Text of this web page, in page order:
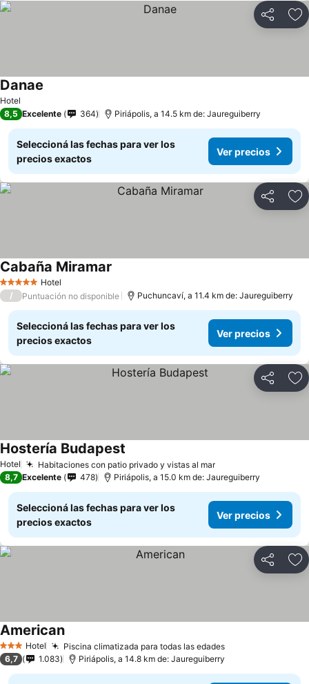
Compartir
Hotel
Danae
8,5 Excelente 364 Piriápolis, a 14.5 km de: Jaureguiberry
Seleccioná las fechas para ver los
precios exactos
Ver precios
Compartir
5 Estrellas Hotel
Cabaña Miramar
/ Puntuación no disponible Puchuncaví, a 11.4 km de: Jaureguiberry
Seleccioná las fechas para ver los
precios exactos
Ver precios
Compartir
Hotel Habitaciones con patio privado y vistas al mar
Hostería Budapest
8,7 Excelente 478 Piriápolis, a 15.0 km de: Jaureguiberry
Seleccioná las fechas para ver los
precios exactos
Ver precios
Compartir
3 Estrellas
Hotel Piscina climatizada para todas las edades
American
6,7 1.083 Piriápolis, a 14.8 km de: Jaureguiberry